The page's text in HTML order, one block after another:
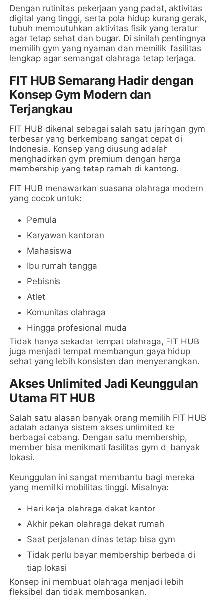
Dengan rutinitas pekerjaan yang padat, aktivitas
digital yang tinggi, serta pola hidup kurang gerak,
tubuh membutuhkan aktivitas fisik yang teratur
agar tetap sehat dan bugar. Di sinilah pentingnya
memilih gym yang nyaman dan memiliki fasilitas
lengkap agar semangat olahraga tetap terjaga.
FIT HUB Semarang Hadir dengan
Konsep Gym Modern dan
Terjangkau
FIT HUB dikenal sebagai salah satu jaringan gym
terbesar yang berkembang sangat cepat di
Indonesia. Konsep yang diusung adalah
menghadirkan gym premium dengan harga
membership yang tetap ramah di kantong.
FIT HUB menawarkan suasana olahraga modern
yang cocok untuk:
Pemula
Karyawan kantoran
Mahasiswa
Ibu rumah tangga
Pebisnis
Atlet
Komunitas olahraga
Hingga profesional muda
Tidak hanya sekadar tempat olahraga, FIT HUB
juga menjadi tempat membangun gaya hidup
sehat yang lebih konsisten dan menyenangkan.
Akses Unlimited Jadi Keunggulan
Utama FIT HUB
Salah satu alasan banyak orang memilih FIT HUB
adalah adanya sistem akses unlimited ke
berbagai cabang. Dengan satu membership,
member bisa menikmati fasilitas gym di banyak
lokasi.
Keunggulan ini sangat membantu bagi mereka
yang memiliki mobilitas tinggi. Misalnya:
Hari kerja olahraga dekat kantor
Akhir pekan olahraga dekat rumah
Saat perjalanan dinas tetap bisa gym
Tidak perlu bayar membership berbeda di
tiap lokasi
Konsep ini membuat olahraga menjadi lebih
fleksibel dan tidak membosankan.